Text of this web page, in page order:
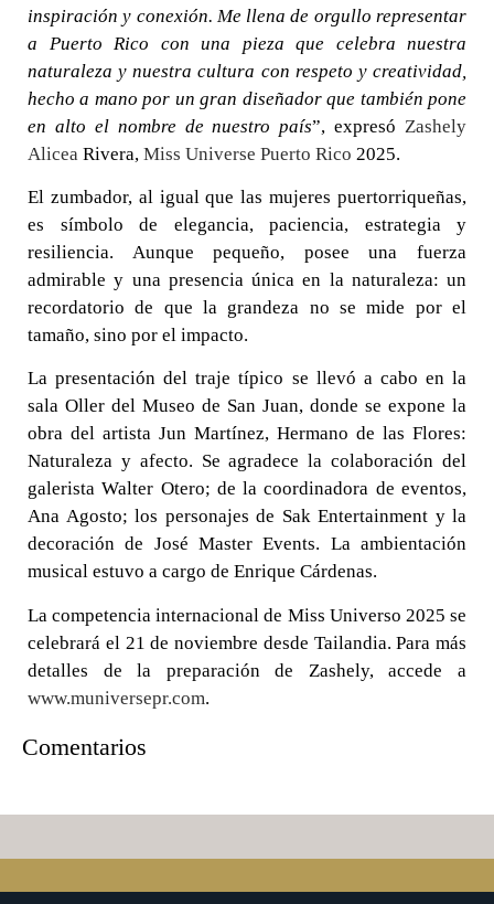
inspiración y conexión. Me llena de orgullo representar
a Puerto Rico con una pieza que celebra nuestra
naturaleza y nuestra cultura con respeto y creatividad,
hecho a mano por un gran diseñador que también pone
en alto el nombre de nuestro país”, expresó Zashely
Alicea Rivera, Miss Universe Puerto Rico 2025.
El zumbador, al igual que las mujeres puertorriqueñas,
es símbolo de elegancia, paciencia, estrategia y
resiliencia. Aunque pequeño, posee una fuerza
admirable y una presencia única en la naturaleza: un
recordatorio de que la grandeza no se mide por el
tamaño, sino por el impacto.
La presentación del traje típico se llevó a cabo en la
sala Oller del Museo de San Juan, donde se expone la
obra del artista Jun Martínez, Hermano de las Flores:
Naturaleza y afecto. Se agradece la colaboración del
galerista Walter Otero; de la coordinadora de eventos,
Ana Agosto; los personajes de Sak Entertainment y la
decoración de José Master Events. La ambientación
musical estuvo a cargo de Enrique Cárdenas.
La competencia internacional de Miss Universo 2025 se
celebrará el 21 de noviembre desde Tailandia. Para más
detalles de la preparación de Zashely, accede a
www.muniversepr.com.
Comentarios